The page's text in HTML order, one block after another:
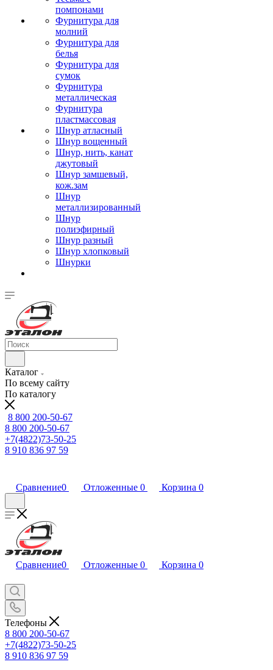
помпонами
Фурнитура для
молний
Фурнитура для
белья
Фурнитура для
сумок
Фурнитура
металлическая
Фурнитура
пластмассовая
Шнур атласный
Шнур вощенный
Шнур, нить, канат
джутовый
Шнур замшевый,
кож.зам
Шнур
металлизированный
Шнур
полиэфирный
Шнур разный
Шнур хлопковый
Шнурки
Каталог
По всему сайту
По каталогу
8 800 200-50-67
8 800 200-50-67
+7(4822)73-50-25
8 910 836 97 59
Сравнение0 Отложенные 0 Корзина 0
Сравнение0 Отложенные 0 Корзина 0
Телефоны
8 800 200-50-67
+7(4822)73-50-25
8 910 836 97 59